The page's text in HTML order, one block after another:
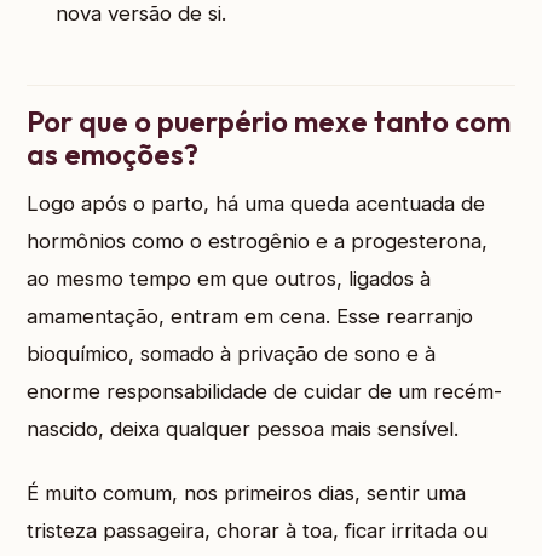
nova versão de si.
Por que o puerpério mexe tanto com
as emoções?
Logo após o parto, há uma queda acentuada de
hormônios como o estrogênio e a progesterona,
ao mesmo tempo em que outros, ligados à
amamentação, entram em cena. Esse rearranjo
bioquímico, somado à privação de sono e à
enorme responsabilidade de cuidar de um recém-
nascido, deixa qualquer pessoa mais sensível.
É muito comum, nos primeiros dias, sentir uma
tristeza passageira, chorar à toa, ficar irritada ou